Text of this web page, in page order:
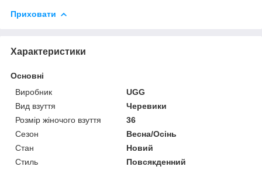
Приховати
Характеристики
Основні
Виробник
UGG
Вид взуття
Черевики
Розмір жіночого взуття
36
Сезон
Весна/Осінь
Стан
Новий
Стиль
Повсякденний